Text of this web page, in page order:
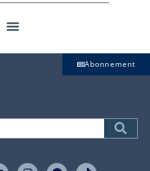
Abonnement